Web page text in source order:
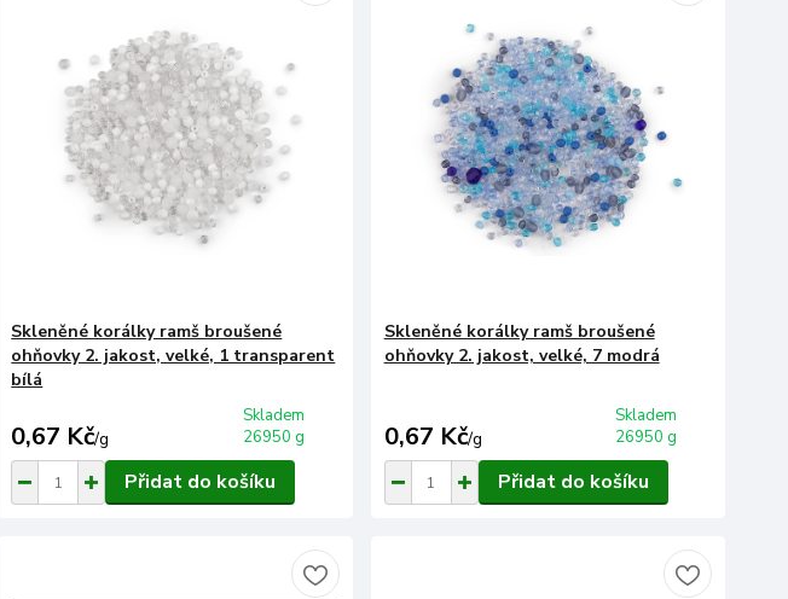
Skleněné korálky ramš broušené
ohňovky 2. jakost, velké, 1 transparent
bílá
0,67 Kč/g
Skladem
26950 g
Přidat do košíku
Skleněné korálky ramš broušené
ohňovky 2. jakost, velké, 7 modrá
0,67 Kč/g
Skladem
26950 g
Přidat do košíku